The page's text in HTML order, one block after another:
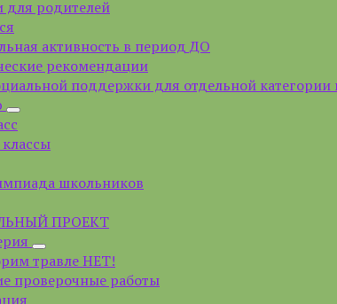
для родителей
активность в период ДО
рекомендации
поддержки для отдельной категории
школьников
ПРОЕКТ
травле НЕТ!
проверочные работы